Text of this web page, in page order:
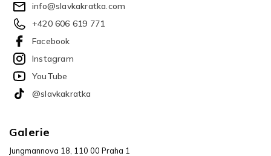
info@slavkakratka.com
+420 606 619 771
Facebook
Instagram
YouTube
@slavkakratka
Galerie
Jungmannova 18, 110 00 Praha 1